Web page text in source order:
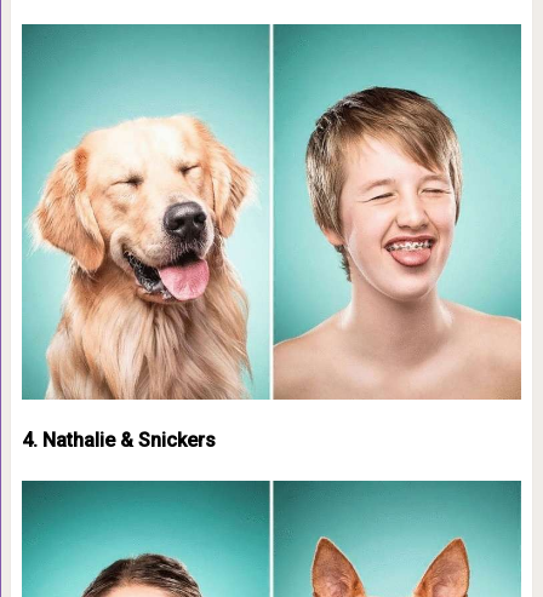
4. Nathalie & Snickers